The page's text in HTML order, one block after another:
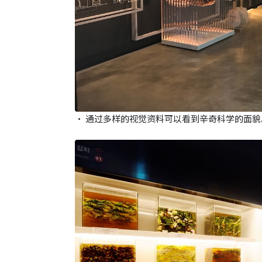
• 通过多样的视觉资料可以看到辛奇科学的面